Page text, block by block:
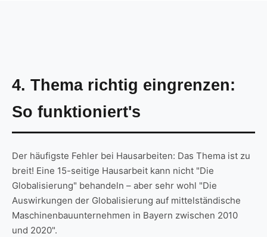
4. Thema richtig eingrenzen:
So funktioniert's
Der häufigste Fehler bei Hausarbeiten: Das Thema ist zu
breit! Eine 15-seitige Hausarbeit kann nicht "Die
Globalisierung" behandeln – aber sehr wohl "Die
Auswirkungen der Globalisierung auf mittelständische
Maschinenbauunternehmen in Bayern zwischen 2010
und 2020".